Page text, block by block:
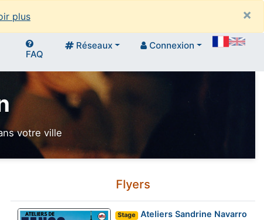
plus
×
FAQ
Réseaux Connexion
votre ville
Flyers
Stage Ateliers Sandrine Navarro